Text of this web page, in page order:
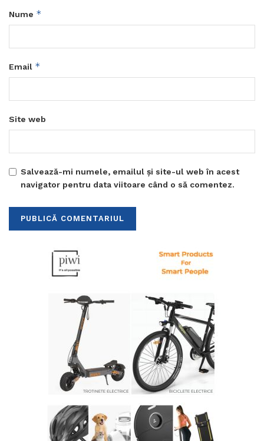
Nume *
Email *
Site web
Salvează-mi numele, emailul și site-ul web în acest
navigator pentru data viitoare când o să comentez.